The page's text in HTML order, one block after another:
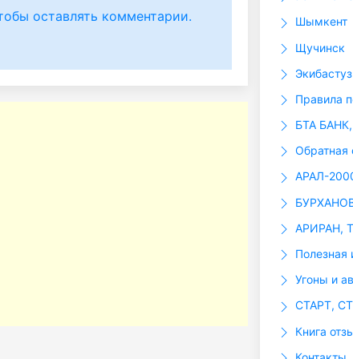
оставлять комментарии.
Шымкент
Щучинск
Экибастуз
Правила
БТА
Обратная
АРАЛ-
АРИРАН,
Угоны и
СТАРТ,
Книга